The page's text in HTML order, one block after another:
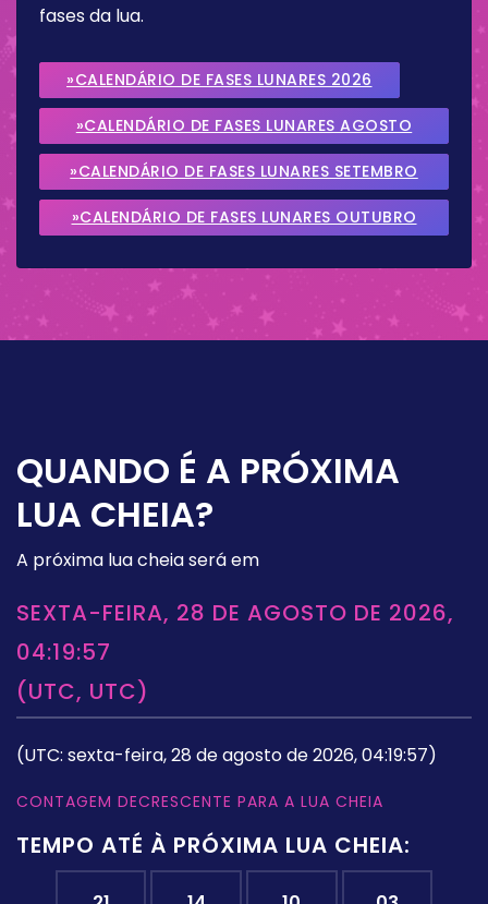
fases da lua.
»CALENDÁRIO DE FASES LUNARES 2026
»CALENDÁRIO DE FASES LUNARES AGOSTO
2026
»CALENDÁRIO DE FASES LUNARES SETEMBRO
2026
»CALENDÁRIO DE FASES LUNARES OUTUBRO
QUANDO É A PRÓXIMA
LUA CHEIA?
A próxima lua cheia será em
SEXTA-FEIRA, 28 DE AGOSTO DE 2026,
04:19:57
(UTC, UTC)
(UTC: sexta-feira, 28 de agosto de 2026, 04:19:57)
CONTAGEM DECRESCENTE PARA A LUA CHEIA
TEMPO ATÉ À PRÓXIMA LUA CHEIA: